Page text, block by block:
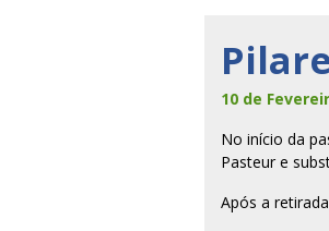
10 de
No início da
Pasteur e
Após a